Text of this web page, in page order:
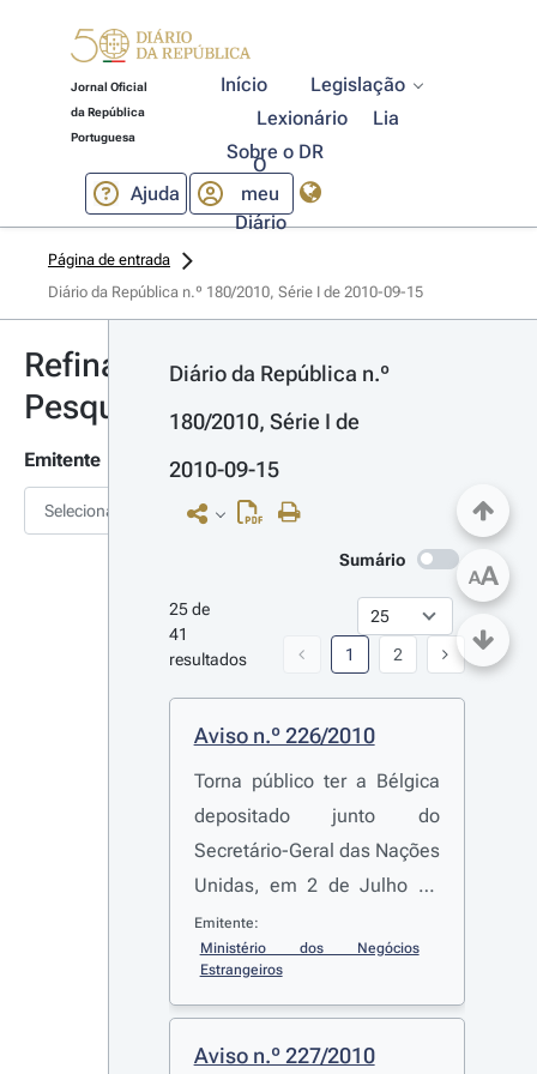
Jornal Oficial
da República
Portuguesa
Início
Legislação
Lexionário
Lia
Sobre o DR
Ajuda
O
meu
Diário
Página de entrada
Diário da República n.º 180/2010, Série I de 2010-09-15
Refinar
Pesquisa
Emitente
Selecionar
Diário da República n.º
180/2010, Série I de
2010-09-15
Sumário
25 de
41
resultados
1 2
Aviso n.º 226/2010
Torna público ter a Bélgica
depositado junto do
Secretário-Geral das Nações
Unidas, em 2 de Julho de
2009, o seu instrumento de
ratificação à Convenção
Pessoas com Deficiência,
adoptada em Nova Iorque
Emitente:
Ministério dos Negócios
Estrangeiros
Aviso n.º 227/2010
AA